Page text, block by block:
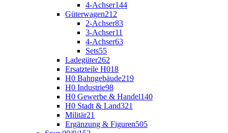
4-Achser144
Güterwagen212
2-Achser83
3-Achser11
4-Achser63
Sets55
Ladegüter262
Ersatzteile H018
H0 Bahngebäude219
H0 Industrie98
H0 Gewerbe & Handel140
H0 Stadt & Land321
Militär21
Ergänzung & Figuren505